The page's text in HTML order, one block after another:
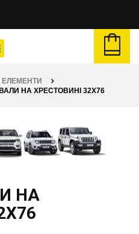
ЕЛЕМЕНТИ
НА ХРЕСТОВИНІ 32X76
НА